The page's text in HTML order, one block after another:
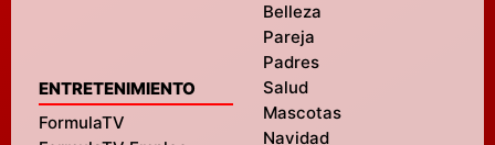
ENTRETENIMIENTO
FormulaTV
Belleza
Pareja
Padres
Salud
Mascotas
Navidad